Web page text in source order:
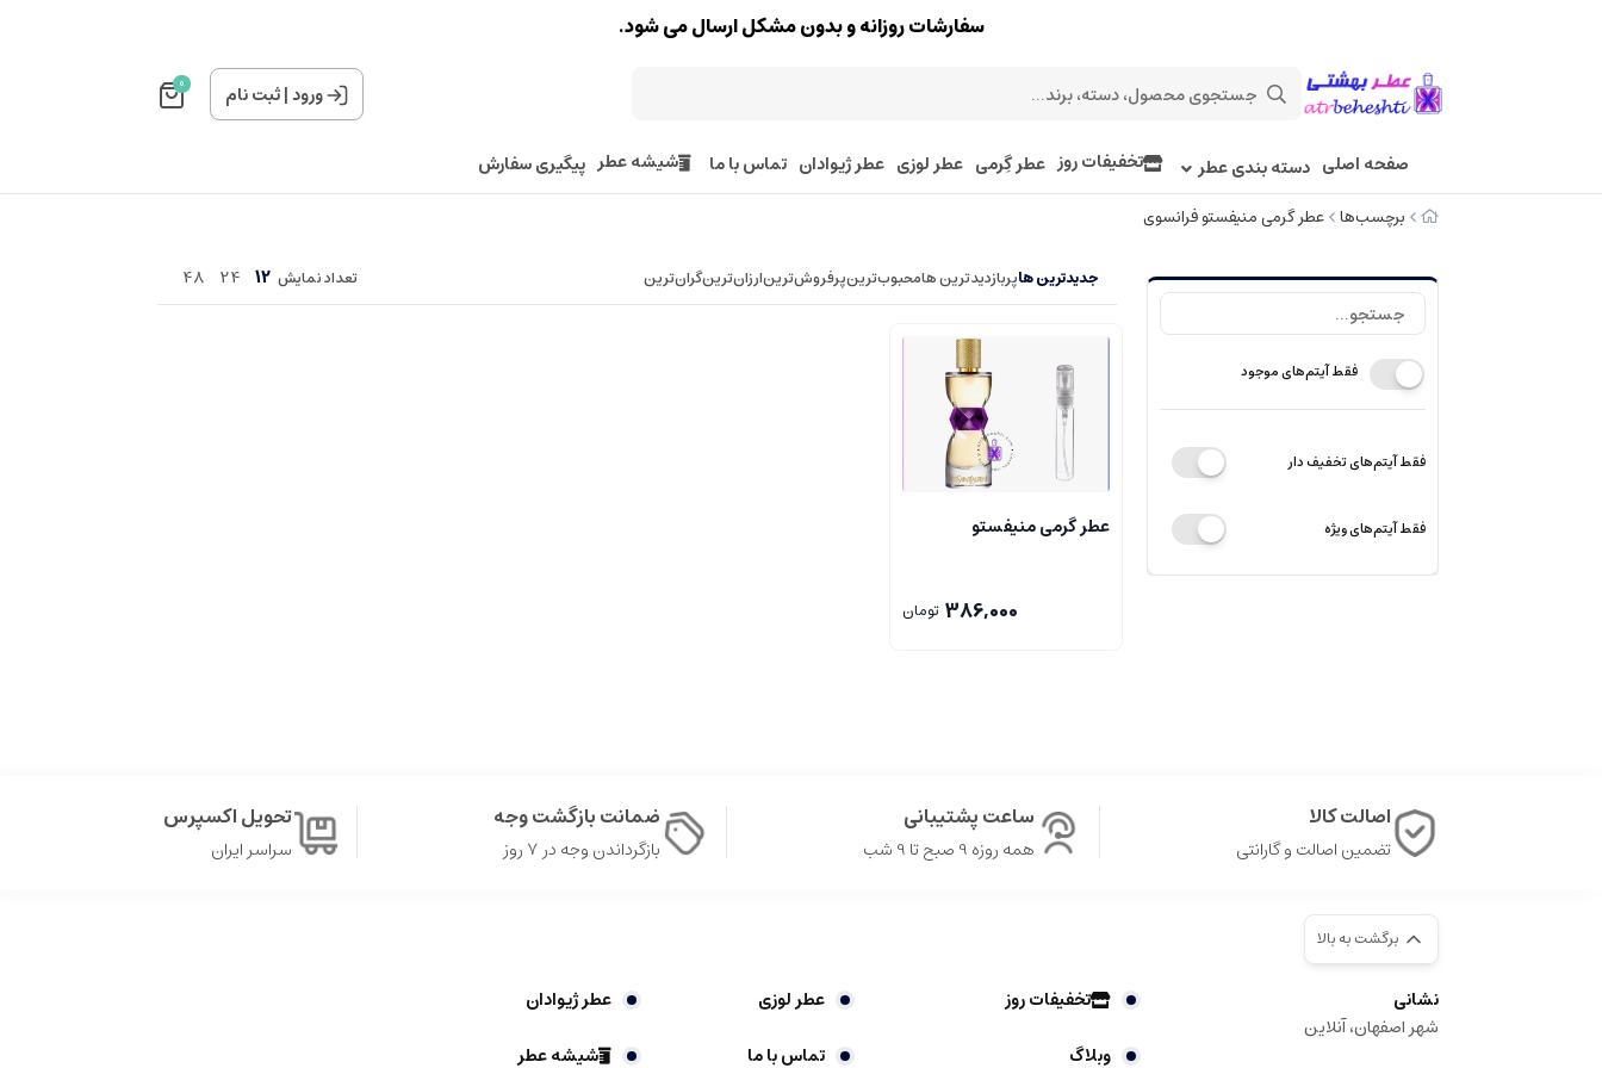
سفارشات روزانه و بدون مشکل ارسال می شود.
ورود|ثبت نام 0
صفحه اصلی دسته بندی عطر تخفیفات روز عطر گِرمی عطر لوزی عطر ژیوادان تماس با ما شیشه عطر پیگیری سفارش
برچسب‌ها عطر گرمی منیفستو فرانسوی
فقط آیتم‌های موجود
فقط آیتم‌های تخفیف دار
فقط آیتم‌های ویژه
جدیدترین هاپربازدیدترین هامحبوب‌‌ترینپرفروش‌ترینارزان‌ترینگران‌ترین تعداد نمایش 12
24
48
عطر گرمی منیفستو
386,000 تومان
اصالت کالا
تضمین اصالت و گارانتی
ساعت پشتیبانی
همه روزه 9 صبح تا 9 شب
ضمانت بازگشت وجه
بازگرداندن وجه در ۷ روز
تحویل اکسپرس
سراسر ایران
برگشت به بالا
نشانی
شهر اصفهان، آنلاین
تخفیفات روز عطر لوزی
عطر ژیوادان
وبلاگ
تماس با ما شیشه عطر